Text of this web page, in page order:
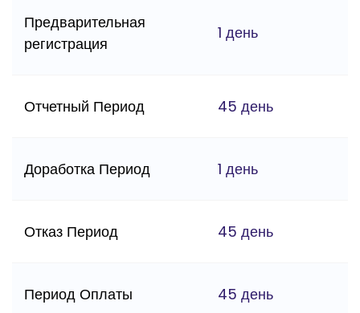
Предварительная
регистрация
1 день
Отчетный Период 45 день
Доработка Период 1 день
Отказ Период 45 день
Период Оплаты 45 день